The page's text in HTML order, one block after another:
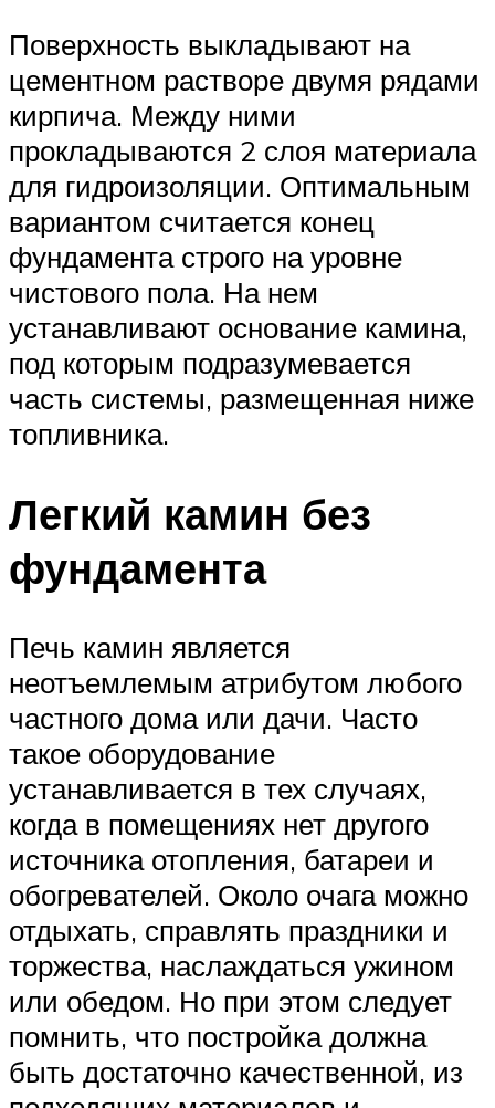
Поверхность выкладывают на
цементном растворе двумя рядами
кирпича. Между ними
прокладываются 2 слоя материала
для гидроизоляции. Оптимальным
вариантом считается конец
фундамента строго на уровне
чистового пола. На нем
устанавливают основание камина,
под которым подразумевается
часть системы, размещенная ниже
топливника.
Легкий камин без
фундамента
Печь камин является
неотъемлемым атрибутом любого
частного дома или дачи. Часто
такое оборудование
устанавливается в тех случаях,
когда в помещениях нет другого
источника отопления, батареи и
обогревателей. Около очага можно
отдыхать, справлять праздники и
торжества, наслаждаться ужином
или обедом. Но при этом следует
помнить, что постройка должна
быть достаточно качественной, из